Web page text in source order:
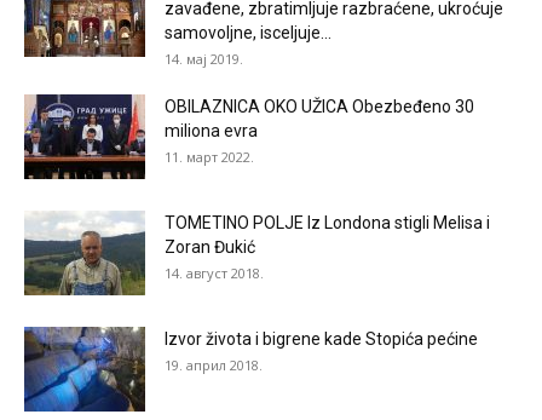
zavađene, zbratimljuje razbraćene, ukroćuje
samovoljne, isceljuje...
14. мај 2019.
OBILAZNICA OKO UŽICA Obezbeđeno 30
miliona evra
11. март 2022.
TOMETINO POLJE Iz Londona stigli Melisa i
Zoran Đukić
14. август 2018.
Izvor života i bigrene kade Stopića pećine
19. април 2018.